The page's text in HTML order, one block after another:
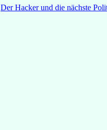
Der Hacker und die nächste